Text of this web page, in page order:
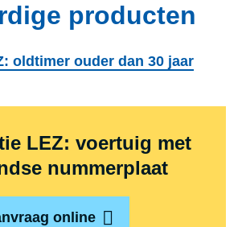
producten
oldtimer ouder dan 30 jaar
LEZ: voertuig met
nummerplaat
online